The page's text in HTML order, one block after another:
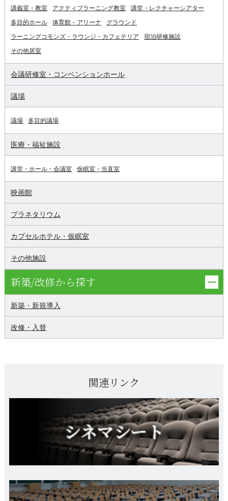
講義室・教室 アクティブラーニング教室
講堂・レクチャーシアター
多目的ホール
体育館・アリーナ
グラウンド
ラーニングコモンズ・ラウンジ・カフェテリア
宿泊研修施設
その他居室
会議研修室・コンベンションホール
議場
議場 多目的議場
医療・福祉施設
講堂・ホール・会議室 仮眠室・当直室
映画館
プラネタリウム
カプセルホテル・仮眠室
その他施設
新築/改修から探す
新築・新規導入
改修・入替
関連リンク